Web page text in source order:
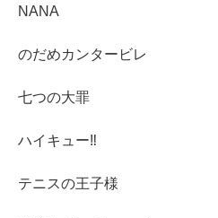
NANA
のだめカンタービレ
七つの大罪
ハイキュー‼︎
テニスの王子様